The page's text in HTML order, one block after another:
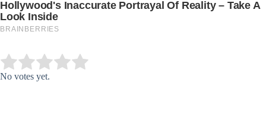
Rate this item:
No votes yet.